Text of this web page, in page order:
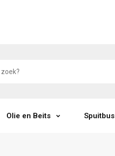
Olie en Beits Spuitbus